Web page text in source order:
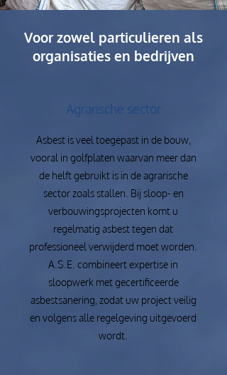
Voor zowel particulieren als
organisaties en bedrijven
Agrarische sector
Asbest is veel toegepast in de bouw,
vooral in golfplaten waarvan meer dan
de helft gebruikt is in de agrarische
sector zoals stallen. Bij sloop- en
verbouwingsprojecten komt u
regelmatig asbest tegen dat
professioneel verwijderd moet worden.
A.S.E. combineert expertise in
sloopwerk met gecertificeerde
asbestsanering, zodat uw project veilig
en volgens alle regelgeving uitgevoerd
wordt.